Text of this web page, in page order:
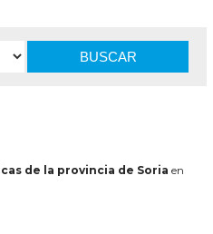
BUSCAR
de la provincia de Soria en